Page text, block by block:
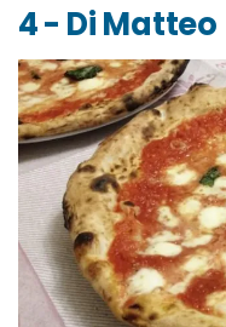
4 - Di Matteo